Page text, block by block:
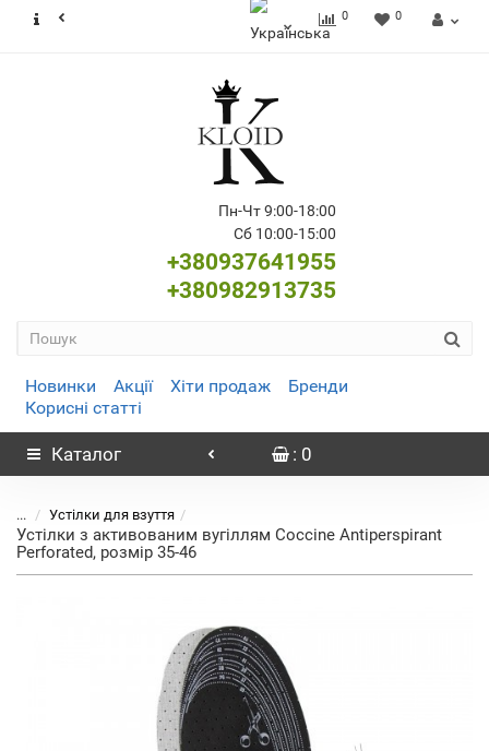
0 0
Пн-Чт 9:00-18:00
Сб 10:00-15:00
+380937641955
+380982913735
Новинки Акції Хіти продаж
Бренди
Корисні статті
Каталог : 0
... Устілки для взуття
Устілки з активованим вугіллям Coccine Antiperspirant
Perforated, розмір 35-46